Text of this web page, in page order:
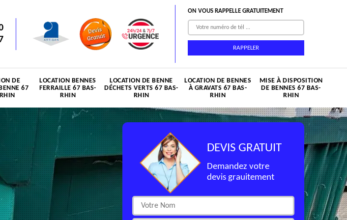
ON VOUS RAPPELLE GRATUITEMENT
DE
67
LOCATION BENNES
FERRAILLE 67 BAS-
RHIN
LOCATION DE BENNE
DÉCHETS VERTS 67 BAS-
RHIN
LOCATION DE BENNES
À GRAVATS 67 BAS-
RHIN
MISE À DISPOSITION
DE BENNES 67 BAS-
RHIN
DEVIS GRATUIT
Demandez votre
devis grauitement